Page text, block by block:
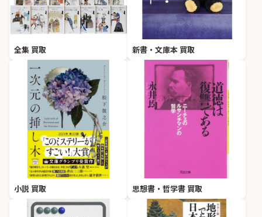
全集 買取 新書・文庫本 買取
小説 買取 思想書・哲学書 買取